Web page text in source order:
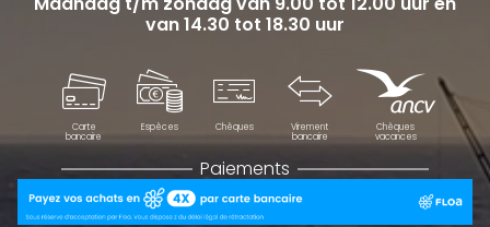
van 14.30 tot 18.30 uur
Carte
bancaire
Espèces Chèques
Virement
bancaire
Chèques
vacances
Paiements